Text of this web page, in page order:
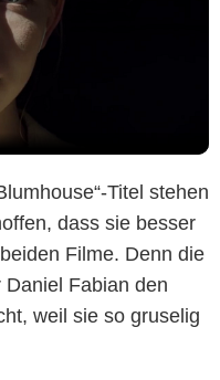
Titel stehen
dass sie besser
Filme. Denn die
Fabian den
weil sie so gruselig